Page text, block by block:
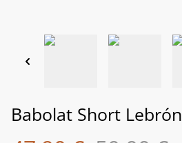
Babolat Short Lebrón